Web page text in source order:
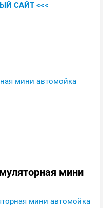
САЙТ <<<
мини автомойка
мини